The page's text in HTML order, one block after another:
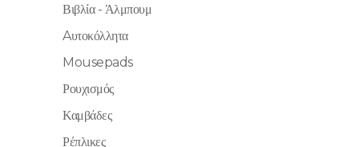
Βιβλία - Άλμπουμ
Aυτοκόλλητα
Mousepads
Ρουχισμός
Καμβάδες
Ρέπλικες